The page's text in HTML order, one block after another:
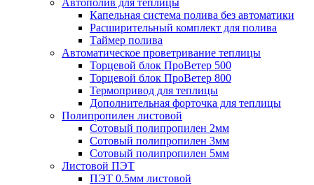
Капельная система полива без автоматики
Расширительный комплект для полива
Таймер полива
Автоматическое проветривание теплицы
Торцевой блок ПроВетер 500
Торцевой блок ПроВетер 800
Термопривод для теплицы
Дополнительная форточка для теплицы
Полипропилен листовой
Сотовый полипропилен 2мм
Сотовый полипропилен 3мм
Сотовый полипропилен 5мм
Листовой ПЭТ
ПЭТ 0.5мм листовой